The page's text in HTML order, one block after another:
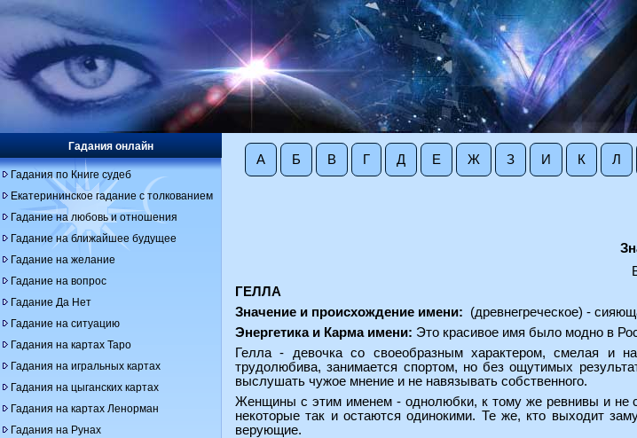
А Б В Г Д Е Ж З И К Л
ГЕЛЛА
Значение и происхождение имени: (древнегреческое) -
Энергетика и Карма имени: Это красивое имя было модно в
Гелла - девочка со своеобразным характером, смелая и
трудолюбива, занимается спортом, но без ощутимых
выслушать чужое мнение и не навязывать собственного.
Женщины с этим именем - однолюбки, к тому же ревнивы и не
некоторые так и остаются одинокими. Те же, кто выходит
верующие.
Гадания онлайн
Гадания по Книге судеб
Екатерининское гадание с толкованием
Гадание на любовь и отношения
Гадание на ближайшее будущее
Гадание на желание
Гадание на вопрос
Гадание Да Нет
Гадание на ситуацию
Гадания на картах Таро
Гадания на игральных картах
Гадания на цыганских картах
Гадания на картах Ленорман
Гадания на Рунах